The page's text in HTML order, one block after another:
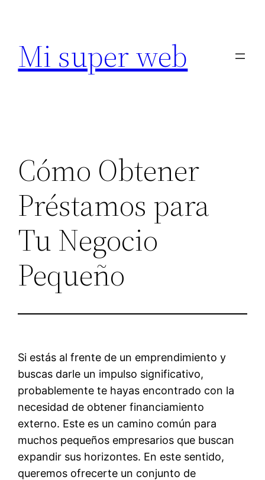
contenido
Mi super web
Cómo Obtener
Préstamos para
Tu Negocio
Pequeño
Si estás al frente de un emprendimiento y
buscas darle un impulso significativo,
probablemente te hayas encontrado con la
necesidad de obtener financiamiento
externo. Este es un camino común para
muchos pequeños empresarios que buscan
expandir sus horizontes. En este sentido,
queremos ofrecerte un conjunto de